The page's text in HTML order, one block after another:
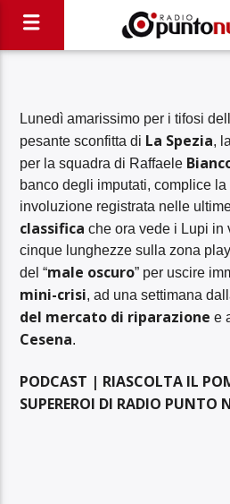
Lunedì amarissimo per i tifosi
pesante sconfitta di La Spezia,
per la squadra di Raffaele
banco degli imputati, complice
involuzione registrata nelle
classifica che ora vede i Lupi in
cinque lunghezze sulla zona
del “male oscuro” per uscire
mini-crisi, ad una settimana
del mercato di riparazione e
Cesena.
PODCAST | RIASCOLTA IL
SUPEREROI DI RADIO PUNTO